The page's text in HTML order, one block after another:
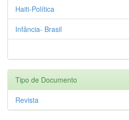
Haiti-Política
Infância- Brasil
Tipo de Documento
Revista